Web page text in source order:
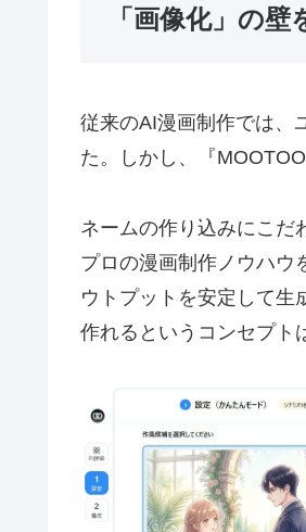
「画像化」の
従来のAI漫画制作では、
た。しかし、『
ネームの作り込みにこだ
プロの漫画制作ノウハウ
ウトプットを安定して生
作れるというコンセプト